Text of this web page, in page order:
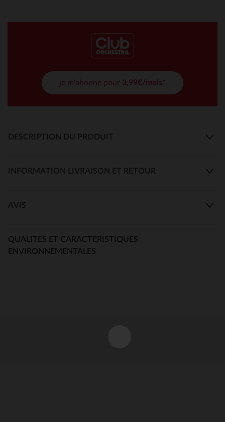
je m'abonne pour 3,99€/mois*
DESCRIPTION DU PRODUIT
INFORMATION LIVRAISON ET RETOUR
AVIS
QUALITES ET CARACTERISTIQUES
ENVIRONNEMENTALES